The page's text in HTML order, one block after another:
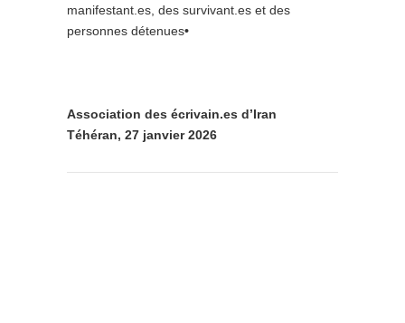
manifestant.es, des survivant.es et des
personnes détenues•
Association des écrivain.es d’Iran
Téhéran, 27 janvier 2026